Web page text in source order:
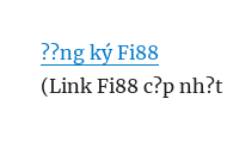
??ng ký Fi88
(Link Fi88 c?p